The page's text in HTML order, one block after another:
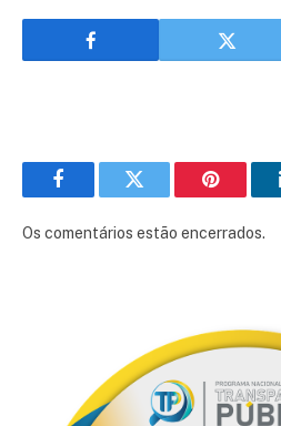
FacebookTwitter Pinterest
Os comentários estão encerrados.